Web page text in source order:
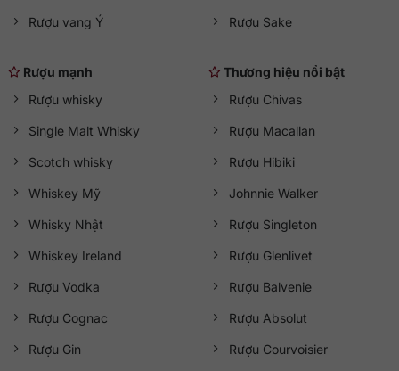
Rượu vang Ý Rượu Sake
Rượu mạnh
Rượu whisky
Single Malt Whisky
Scotch whisky
Whiskey Mỹ
Whisky Nhật
Whiskey Ireland
Rượu Vodka
Rượu Cognac
Rượu Gin
Thương hiệu nổi bật
Rượu Chivas
Rượu Macallan
Rượu Hibiki
Johnnie Walker
Rượu Singleton
Rượu Glenlivet
Rượu Balvenie
Rượu Absolut
Rượu Courvoisier